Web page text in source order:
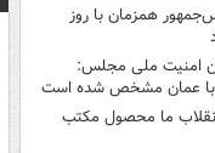
همزمان با روز
امنیت ملی مجلس:
با عمان مشخص شده است
ما محصول مکتب